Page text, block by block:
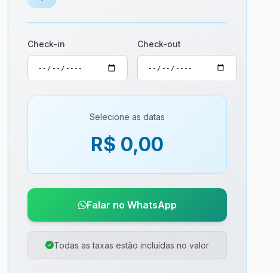
Check-in Check-out
Selecione as datas
R$ 0,00
Falar no WhatsApp
Todas as taxas estão incluídas no valor